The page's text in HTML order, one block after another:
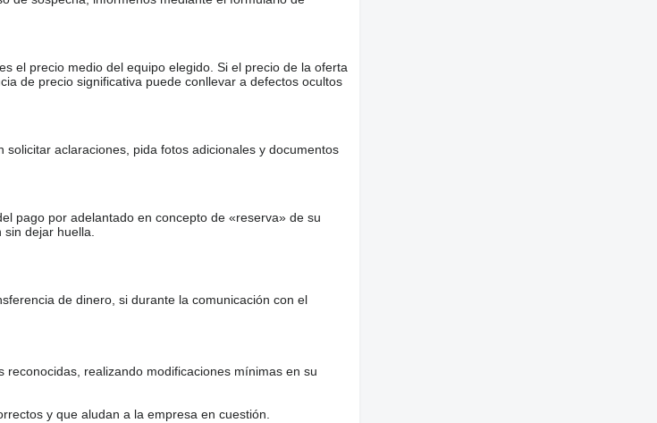
el precio medio del equipo elegido. Si el precio de la oferta
de precio significativa puede conllevar a defectos ocultos
aclaraciones, pida fotos adicionales y documentos
pago por adelantado en concepto de «reserva» de su
dejar huella.
de dinero, si durante la comunicación con el
realizando modificaciones mínimas en su
y que aludan a la empresa en cuestión.